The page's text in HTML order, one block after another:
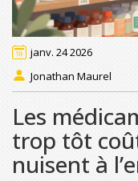
janv. 24 2026
Jonathan Maurel
Les
trop tôt
nuisent à